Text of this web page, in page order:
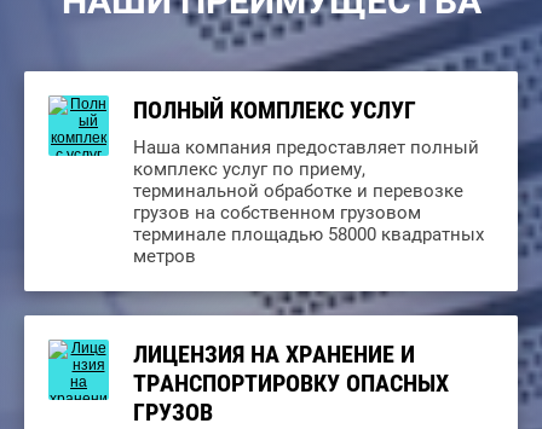
ПОЛНЫЙ КОМПЛЕКС УСЛУГ
Наша компания предоставляет полный
комплекс услуг по приему,
терминальной обработке и перевозке
грузов на собственном грузовом
терминале площадью 58000 квадратных
метров
ЛИЦЕНЗИЯ НА ХРАНЕНИЕ И
ТРАНСПОРТИРОВКУ ОПАСНЫХ
ГРУЗОВ